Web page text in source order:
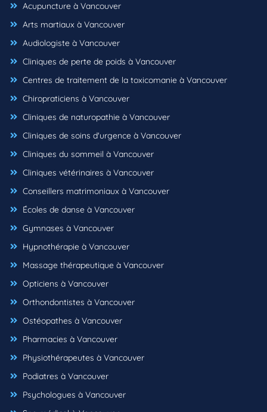
Acupuncture à Vancouver
Arts martiaux à Vancouver
Audiologiste à Vancouver
Cliniques de perte de poids à Vancouver
Centres de traitement de la toxicomanie à Vancouver
Chiropraticiens à Vancouver
Cliniques de naturopathie à Vancouver
Cliniques de soins d'urgence à Vancouver
Cliniques du sommeil à Vancouver
Cliniques vétérinaires à Vancouver
Conseillers matrimoniaux à Vancouver
Écoles de danse à Vancouver
Gymnases à Vancouver
Hypnothérapie à Vancouver
Massage thérapeutique à Vancouver
Opticiens à Vancouver
Orthondontistes à Vancouver
Ostéopathes à Vancouver
Pharmacies à Vancouver
Physiothérapeutes à Vancouver
Podiatres à Vancouver
Psychologues à Vancouver